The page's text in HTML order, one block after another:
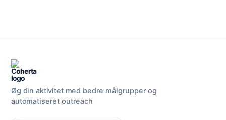
Øg din aktivitet med bedre målgrupper og
automatiseret outreach